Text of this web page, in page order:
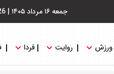
جمعه ۱۶ مرداد ۱۴۰۵ |
ورزش روایت فردا